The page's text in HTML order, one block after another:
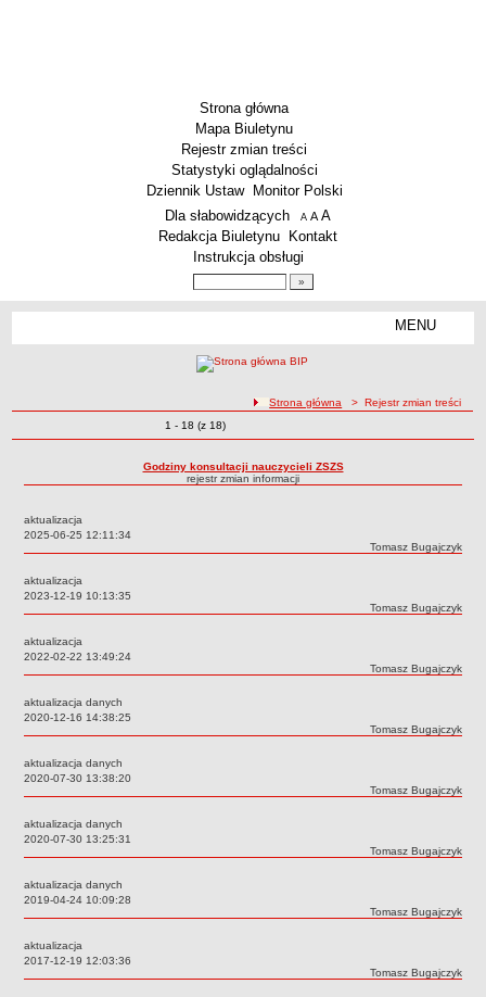
Strona główna
Mapa Biuletynu
Rejestr zmian treści
Statystyki oglądalności
Dziennik Ustaw
Monitor Polski
Menu dodatkowe
Dla słabowidzących A pomniejsz czcionkę
A standardowy rozmiar czcionki
A
Redakcja Biuletynu
Kontakt
Instrukcja obsługi
MENU
Techniczne Zakłady Naukowe
PRZEDSZKOLA
ARCHIWUM SZKÓŁ I PLACÓWEK
Zlikwidowane gimnazja
Przekształcone szkoły i placówki
Wielofunkcyjna Placówka
SPECJALNE OŚRODKI SZKOLNO-WYCHOWAWCZE
Specjalny Ośrodek nr 1
BURSA MIEJSKA
Dane podstawowe
Statut
Majątek
Godziny dyżurów
Zarządzenia
Kontrole
Sprawozdania
ścieżka nawigacji
Strona główna > Rejestr zmian treści
Zmiany o pozycjach
1 - 18 (z 18)
Godziny konsultacji nauczycieli ZSZS
rejestr zmian informacji
aktualizacja
Data:
2025-06-25 12:11:34
Autor:
Tomasz Bugajczyk
aktualizacja
Data:
2023-12-19 10:13:35
Autor:
Tomasz Bugajczyk
aktualizacja
Data:
2022-02-22 13:49:24
Autor:
Tomasz Bugajczyk
aktualizacja danych
Data:
2020-12-16 14:38:25
Autor:
Tomasz Bugajczyk
aktualizacja danych
Data:
2020-07-30 13:38:20
Autor:
Tomasz Bugajczyk
aktualizacja danych
Data:
2020-07-30 13:25:31
Autor:
Tomasz Bugajczyk
aktualizacja danych
Data:
2019-04-24 10:09:28
Autor:
Tomasz Bugajczyk
aktualizacja
Data:
2017-12-19 12:03:36
Autor:
Tomasz Bugajczyk